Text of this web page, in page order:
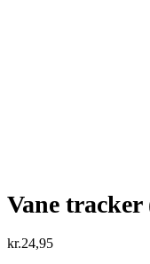
Vane
kr.24,95